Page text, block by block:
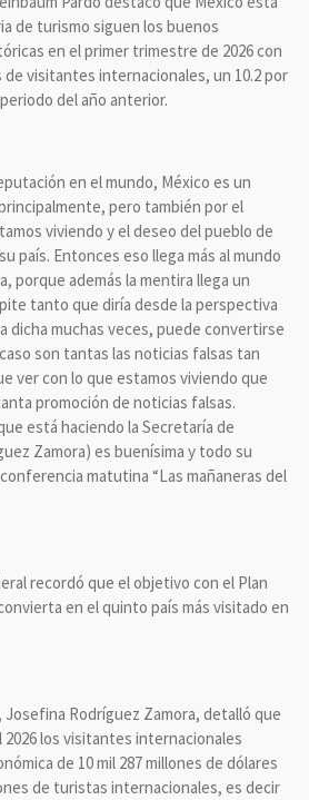
de turismo siguen los buenos
en el primer trimestre de 2026 con
de visitantes internacionales, un 10.2 por
del año anterior.
en el mundo, México es un
pero también por el
viviendo y el deseo del pueblo de
país. Entonces eso llega más al mundo
porque además la mentira llega un
tanto que diría desde la perspectiva
dicha muchas veces, puede convertirse
son tantas las noticias falsas tan
ver con lo que estamos viviendo que
promoción de noticias falsas.
está haciendo la Secretaría de
Zamora) es buenísima y todo su
matutina “Las mañaneras del
recordó que el objetivo con el Plan
en el quinto país más visitado en
Rodríguez Zamora, detalló que
los visitantes internacionales
de 10 mil 287 millones de dólares
de turistas internacionales, es decir